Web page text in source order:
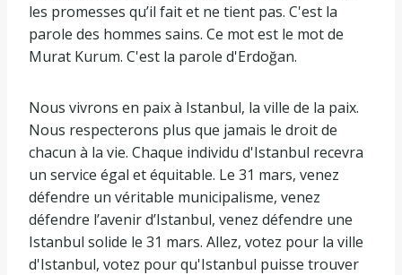
les promesses qu’il fait et ne tient pas. C'est la
parole des hommes sains. Ce mot est le mot de
Murat Kurum. C'est la parole d'Erdoğan.
Nous vivrons en paix à Istanbul, la ville de la paix.
Nous respecterons plus que jamais le droit de
chacun à la vie. Chaque individu d'Istanbul recevra
un service égal et équitable. Le 31 mars, venez
défendre un véritable municipalisme, venez
défendre l’avenir d’Istanbul, venez défendre une
Istanbul solide le 31 mars. Allez, votez pour la ville
d'Istanbul, votez pour qu'Istanbul puisse trouver